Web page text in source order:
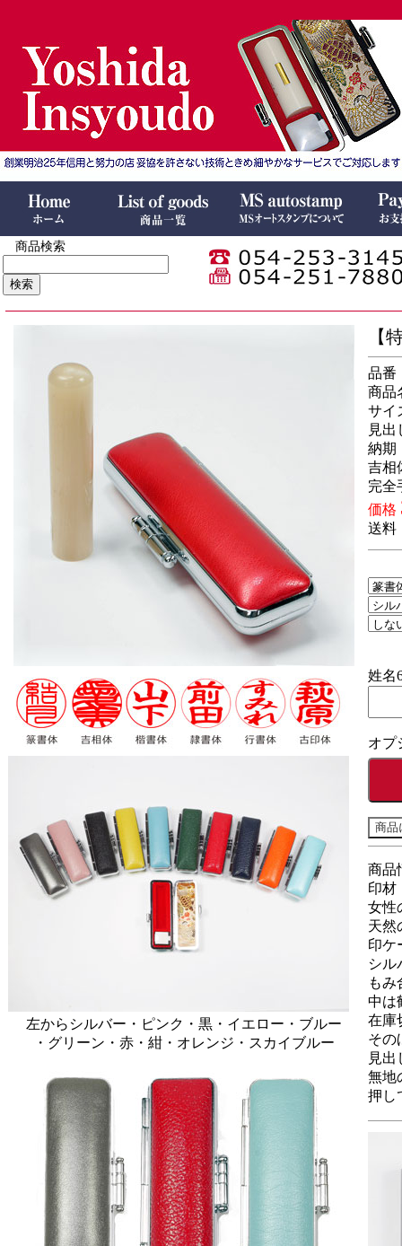
商品検索
左からシルバー・ピンク・黒・イエロー・ブルー
・グリーン・赤・紺・オレンジ・スカイブルー
【
品番
商品
サイ
見出
納期
吉相
完全
価格
送料
姓名
オプ
商品
印材
女性
天然
印ケ
シル
もみ
中は
在庫
その
見出
無地
押し